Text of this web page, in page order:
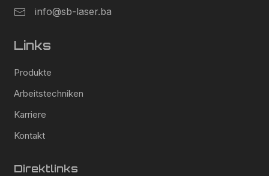
info@sb-laser.ba
Links
Produkte
Arbeitstechniken
Karriere
Kontakt
Direktlinks